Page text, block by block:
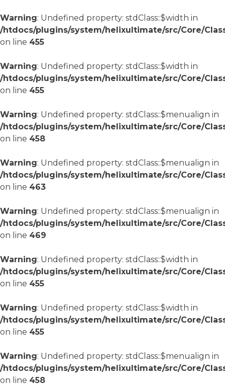
Warning: Undefined property: stdClass::$width in
/htdocs/plugins/system/helixultimate/src/Core/
on line 455
Warning: Undefined property: stdClass::$width in
/htdocs/plugins/system/helixultimate/src/Core/
on line 455
Warning: Undefined property: stdClass::$menualign in
/htdocs/plugins/system/helixultimate/src/Core/
on line 458
Warning: Undefined property: stdClass::$menualign in
/htdocs/plugins/system/helixultimate/src/Core/
on line 463
Warning: Undefined property: stdClass::$menualign in
/htdocs/plugins/system/helixultimate/src/Core/
on line 469
Warning: Undefined property: stdClass::$width in
/htdocs/plugins/system/helixultimate/src/Core/
on line 455
Warning: Undefined property: stdClass::$width in
/htdocs/plugins/system/helixultimate/src/Core/
on line 455
Warning: Undefined property: stdClass::$menualign in
/htdocs/plugins/system/helixultimate/src/Core/
on line 458